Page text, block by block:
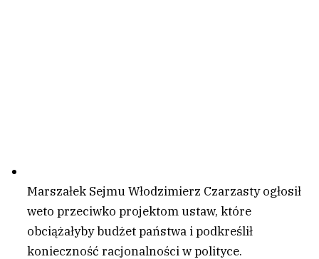
Marszałek Sejmu Włodzimierz Czarzasty ogłosił
weto przeciwko projektom ustaw, które
obciążałyby budżet państwa i podkreślił
konieczność racjonalności w polityce.